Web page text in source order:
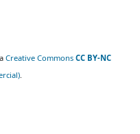
Creative Commons CC BY-NC